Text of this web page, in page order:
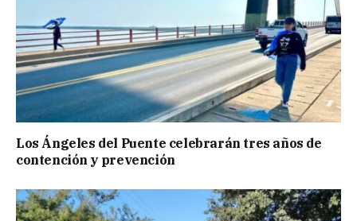
Los Ángeles del Puente celebrarán tres años de
contención y prevención